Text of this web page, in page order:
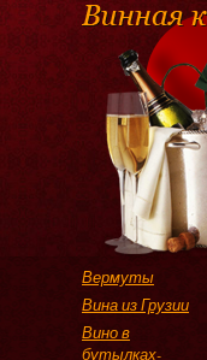
Вермуты
Вина из Грузии
Вино в
бутылках-